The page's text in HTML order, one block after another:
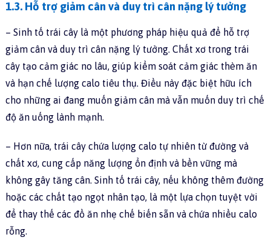
1.3. Hỗ trợ giảm cân và duy trì cân nặng lý tưởng
– Sinh tố trái cây là một phương pháp hiệu quả để hỗ trợ
giảm cân và duy trì cân nặng lý tưởng. Chất xơ trong trái
cây tạo cảm giác no lâu, giúp kiểm soát cảm giác thèm ăn
và hạn chế lượng calo tiêu thụ. Điều này đặc biệt hữu ích
cho những ai đang muốn giảm cân mà vẫn muốn duy trì chế
độ ăn uống lành mạnh.
– Hơn nữa, trái cây chứa lượng calo tự nhiên từ đường và
chất xơ, cung cấp năng lượng ổn định và bền vững mà
không gây tăng cân. Sinh tố trái cây, nếu không thêm đường
hoặc các chất tạo ngọt nhân tạo, là một lựa chọn tuyệt vời
để thay thế các đồ ăn nhẹ chế biến sẵn và chứa nhiều calo
rỗng.